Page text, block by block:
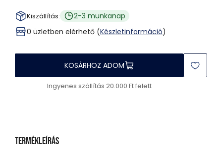
Kiszállítás:
2-3 munkanap
0 üzletben elérhető (Készletinformáció)
KOSÁRHOZ ADOM
Ingyenes szállítás 20.000 Ft felett
Termékleírás